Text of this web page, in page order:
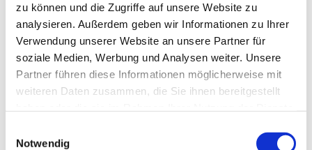
zu können und die Zugriffe auf unsere Website zu
analysieren. Außerdem geben wir Informationen zu Ihrer
Verwendung unserer Website an unsere Partner für
soziale Medien, Werbung und Analysen weiter. Unsere
Partner führen diese Informationen möglicherweise mit
weiteren Daten zusammen, die Sie ihnen bereitgestellt
Notwendig